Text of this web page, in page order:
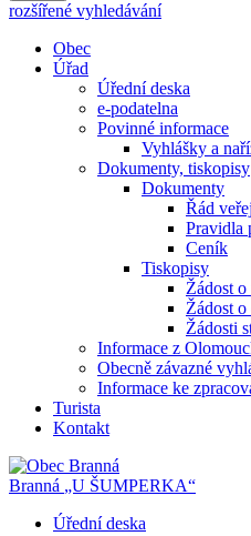
rozšířené vyhledávání
Obec
Úřad
Úřední deska
e-podatelna
Povinné informace
Vyhlášky a
Dokumenty, tiskopisy
Dokumenty
Řád
Pravidla
Ceník
Tiskopisy
Žádost
Žádost
Žádosti
Informace z
Obecně závazné
Informace ke
Turista
Kontakt
Branná „U ŠUMPERKA“
Úřední deska